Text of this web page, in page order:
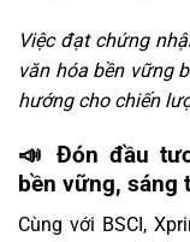
Việc đạt chứng
văn hóa bền vững
hướng cho chiến
📣 Đón đầu
bền vững, sáng
Cùng với BSCI,